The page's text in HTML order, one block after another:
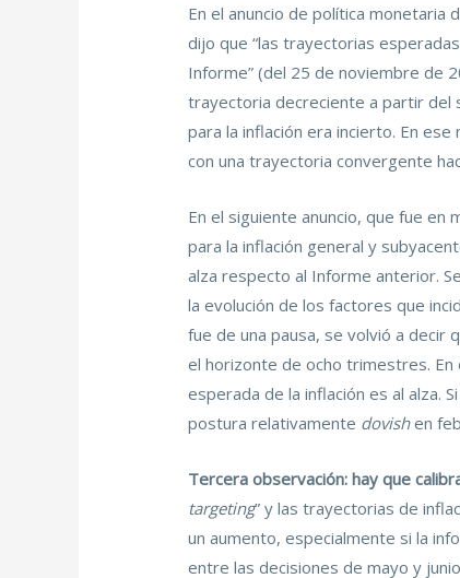
En el anuncio de política
dijo que “las trayectorias
Informe” (del 25 de noviembre de
trayectoria decreciente a partir del
para la inflación era incierto. En
con una trayectoria convergente
En el siguiente anuncio, que fue
para la inflación general y
alza respecto al Informe anterior.
la evolución de los factores que
fue de una pausa, se volvió a decir
el horizonte de ocho trimestres.
esperada de la inflación es al alza.
postura relativamente dovishen
Tercera observación: hay que
targeting” y las trayectorias de
un aumento, especialmente si la
entre las decisiones de mayo y